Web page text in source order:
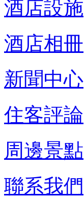
酒店設施
酒店相冊
新聞中心
住客評論
周邊景點
聯系我們